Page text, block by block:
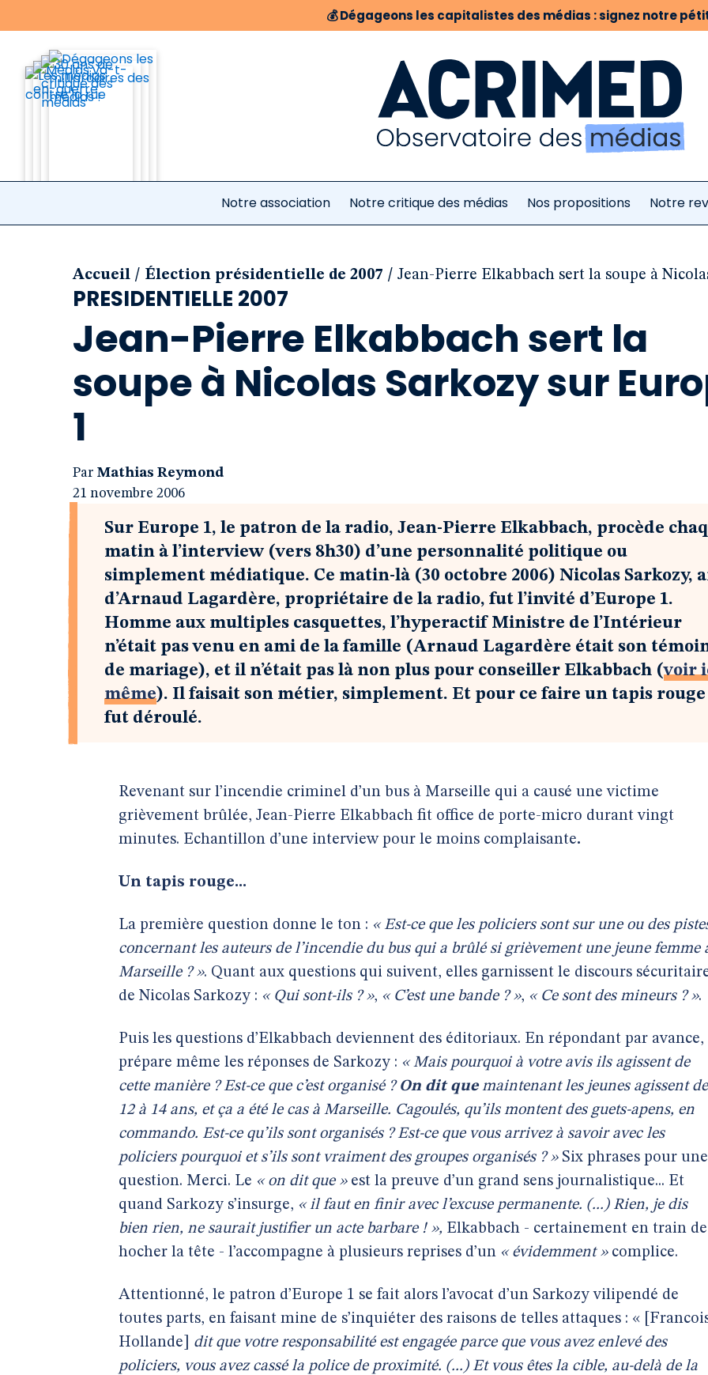
💰Dégageons les capitalistes des médias : signez notre
Notre association Notre critique des médias Nos propositions Notre
Accueil / Élection présidentielle de 2007 / Jean-Pierre Elkabbach sert la soupe à
PRESIDENTIELLE 2007
Jean-Pierre Elkabbach sert la
soupe à Nicolas Sarkozy sur
1
Par Mathias Reymond
21 novembre 2006
Sur Europe 1, le patron de la radio, Jean-Pierre Elkabbach, procède
matin à l’interview (vers 8h30) d’une personnalité politique ou
simplement médiatique. Ce matin-là (30 octobre 2006) Nicolas Sarkozy,
d’Arnaud Lagardère, propriétaire de la radio, fut l’invité d’Europe 1.
Homme aux multiples casquettes, l’hyperactif Ministre de l’Intérieur
n’était pas venu en ami de la famille (Arnaud Lagardère était son
de mariage), et il n’était pas là non plus pour conseiller Elkabbach (voir
même). Il faisait son métier, simplement. Et pour ce faire un tapis
fut déroulé.
Revenant sur l’incendie criminel d’un bus à Marseille qui a causé une victime
grièvement brûlée, Jean-Pierre Elkabbach fit office de porte-micro durant vingt
minutes. Echantillon d’une interview pour le moins complaisante.
Un tapis rouge...
La première question donne le ton : « Est-ce que les policiers sont sur une ou des
concernant les auteurs de l’incendie du bus qui a brûlé si grièvement une jeune femme
Marseille ? ». Quant aux questions qui suivent, elles garnissent le discours
de Nicolas Sarkozy : « Qui sont-ils ? », « C’est une bande ? », « Ce sont des mineurs ? ».
Puis les questions d’Elkabbach deviennent des éditoriaux. En répondant par
prépare même les réponses de Sarkozy : « Mais pourquoi à votre avis ils agissent de
cette manière ? Est-ce que c’est organisé ? On dit quemaintenant les jeunes agissent de
12 à 14 ans, et ça a été le cas à Marseille. Cagoulés, qu’ils montent des guets-apens, en
commando. Est-ce qu’ils sont organisés ? Est-ce que vous arrivez à savoir avec les
policiers pourquoi et s’ils sont vraiment des groupes organisés ? »Six phrases pour une
question. Merci. Le « on dit que »est la preuve d’un grand sens journalistique... Et
quand Sarkozy s’insurge, « il faut en finir avec l’excuse permanente. (...) Rien, je dis
bien rien, ne saurait justifier un acte barbare ! », Elkabbach - certainement en train de
hocher la tête - l’accompagne à plusieurs reprises d’un « évidemment »complice.
Attentionné, le patron d’Europe 1 se fait alors l’avocat d’un Sarkozy vilipendé de
toutes parts, en faisant mine de s’inquiéter des raisons de telles attaques : «
Hollande] dit que votre responsabilité est engagée parce que vous avez enlevé des
policiers, vous avez cassé la police de proximité. (...) Et vous êtes la cible, au-delà de la